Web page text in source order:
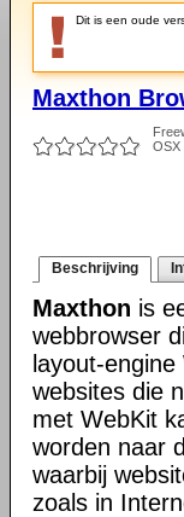
Dit is een oude
Maxthon
OSX
Beschrijving
Maxthon is
webbrowser
layout-
websites die
met WebKit
worden naar
waarbij
zoals in